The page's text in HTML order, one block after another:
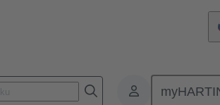
Kryty Pro velmi náročná